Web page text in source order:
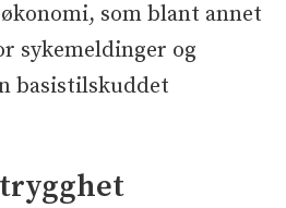
som blant annet
sykemeldinger og
basistilskuddet